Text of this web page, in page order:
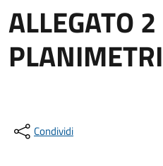
ALLEGATO
Condividi